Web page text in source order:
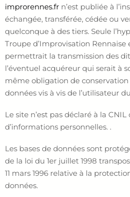
improrennes.fr n’est publiée à
échangée, transférée, cédée ou
quelconque à des tiers. Seule
Troupe d’Improvisation Rennaise
permettrait la transmission des
l’éventuel acquéreur qui serait à
même obligation de
données vis à vis de l’utilisateur
Le site n’est pas déclaré à la
d’informations personnelles. .
Les bases de données sont
de la loi du 1er juillet 1998
11 mars 1996 relative à la
données.